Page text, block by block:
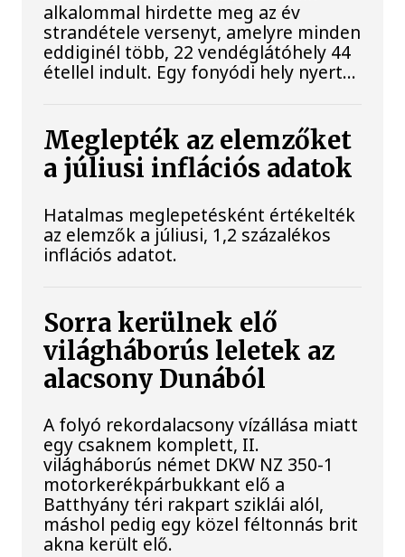
alkalommal hirdette meg az év
strandétele versenyt, amelyre minden
eddiginél több, 22 vendéglátóhely 44
étellel indult. Egy fonyódi hely nyert...
Meglepték az elemzőket
a júliusi inflációs adatok
Hatalmas meglepetésként értékelték
az elemzők a júliusi, 1,2 százalékos
inflációs adatot.
Sorra kerülnek elő
világháborús leletek az
alacsony Dunából
A folyó rekordalacsony vízállása miatt
egy csaknem komplett, II.
világháborús német DKW NZ 350-1
motorkerékpárbukkant elő a
Batthyány téri rakpart sziklái alól,
máshol pedig egy közel féltonnás brit
akna került elő.